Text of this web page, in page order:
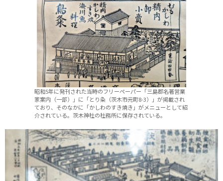
昭和5年に発刊された当時のフリーペーパー「三島郡名著営業
家案内（一部）」に「とり粂（茨木市元町8-3）」が掲載され
ており、そのなかに「かしわのすき焼き」がメニューとして紹
介されている。茨木神社の社務所に保存されている。